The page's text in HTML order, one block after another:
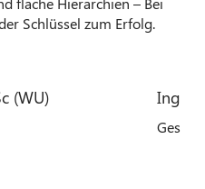
Schlüssel zum Erfolg.
(WU) Ing.